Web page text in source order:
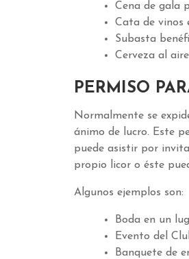
Cena de gala
Cata de vinos
Subasta
Cerveza al
PERMISO
Normalmente se
ánimo de lucro. Este
puede asistir por
propio licor o éste
Algunos ejemplos son:
Boda en un
Evento del
Banquete de